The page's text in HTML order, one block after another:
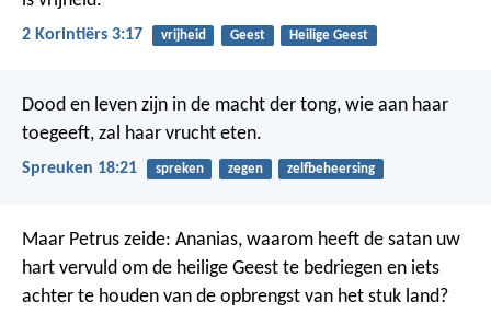
2 Korintiërs 3:17 vrijheid Geest Heilige Geest
Dood en leven zijn in de macht der tong, wie aan haar
toegeeft, zal haar vrucht eten.
Spreuken 18:21 spreken zegen zelfbeheersing
Maar Petrus zeide: Ananias, waarom heeft de satan uw
hart vervuld om de heilige Geest te bedriegen en iets
achter te houden van de opbrengst van het stuk land?